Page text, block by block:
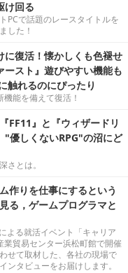
け回る
PCで話題のレースタイトルを
した！
に復活！懐かしくも色褪せ
スト』遊びやすい機能も
触れるのにぴったり
能を備えて復活！
FF11』と『ウィザードリ
"優しくないRPG"の沼にど
さとは。
作りを仕事にするという
る，ゲームプログラマと
る就活イベント「キャリア
貿易センター浜松町館で開催
せて取材した、各社の現場で
ンタビューをお届けします。